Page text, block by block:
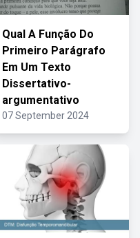
Qual A Função Do
Primeiro Parágrafo
Em Um Texto
Dissertativo-
argumentativo
07 September 2024